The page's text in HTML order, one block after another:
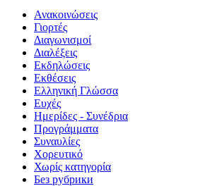
Ανακοινώσεις
Γιορτές
Διαγωνισμοί
Διαλέξεις
Εκδηλώσεις
Εκθέσεις
Ελληνική Γλώσσα
Ευχές
Ημερίδες - Συνέδρια
Προγράμματα
Συναυλίες
Χορευτικό
Χωρίς κατηγορία
Без рубрики